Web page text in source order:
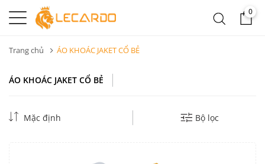
0
Trang chủ ÁO KHOÁC JAKET CỔ BẺ
ÁO KHOÁC JAKET CỔ BẺ
Mặc định Bộ lọc